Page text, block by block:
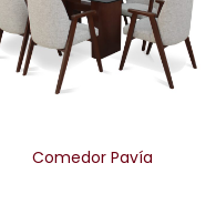
Comedor Pavía